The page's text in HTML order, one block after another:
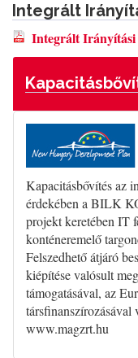
Integrált
Integrált
Kapacitásbővítés az
érdekében a BILK
projekt keretében IT
konténeremelő
Felszedhető átjáró
kiépítése valósult
támogatásával, az
www.magzrt.hu